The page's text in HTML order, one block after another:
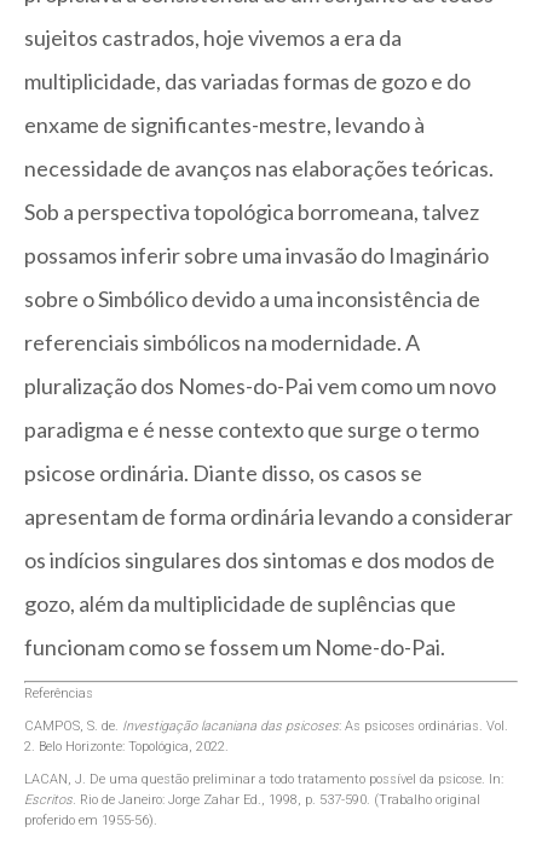
sujeitos castrados, hoje vivemos a era da
multiplicidade, das variadas formas de gozo e do
enxame de significantes-mestre, levando à
necessidade de avanços nas elaborações teóricas.
Sob a perspectiva topológica borromeana, talvez
possamos inferir sobre uma invasão do Imaginário
sobre o Simbólico devido a uma inconsistência de
referenciais simbólicos na modernidade. A
pluralização dos Nomes-do-Pai vem como um novo
paradigma e é nesse contexto que surge o termo
psicose ordinária. Diante disso, os casos se
apresentam de forma ordinária levando a considerar
os indícios singulares dos sintomas e dos modos de
gozo, além da multiplicidade de suplências que
funcionam como se fossem um Nome-do-Pai.
Referências
CAMPOS, S. de. Investigação lacaniana das psicoses: As psicoses ordinárias. Vol.
2. Belo Horizonte: Topológica, 2022.
LACAN, J. De uma questão preliminar a todo tratamento possível da psicose. In:
Escritos. Rio de Janeiro: Jorge Zahar Ed., 1998, p. 537-590. (Trabalho original
proferido em 1955-56).